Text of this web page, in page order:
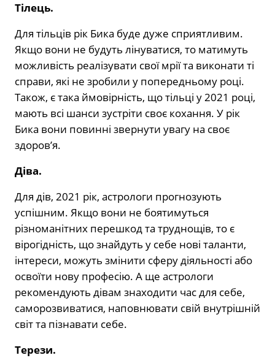
Тілець.
Для тільців рік Бика буде дуже сприятливим.
Якщо вони не будуть лінуватися, то матимуть
можливість реалізувати свої мрії та виконати ті
справи, які не зробили у попередньому році.
Також, є така ймовірність, що тільці у 2021 році,
мають всі шанси зустріти своє кохання. У рік
Бика вони повинні звернути увагу на своє
здоров’я.
Діва.
Для дів, 2021 рік, астрологи прогнозують
успішним. Якщо вони не боятимуться
різноманітних перешкод та труднощів, то є
вірогідність, що знайдуть у себе нові таланти,
інтереси, можуть змінити сферу діяльності або
освоїти нову професію. А ще астрологи
рекомендують дівам знаходити час для себе,
саморозвиватися, наповнювати свій внутрішній
світ та пізнавати себе.
Терези.